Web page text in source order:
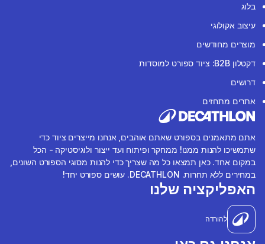
בלוג
עיצוב אקולוגי
מוצרים מחודשים
דקטלון B2B: ציוד ספורט למוסדות
דרושים
אתרים מתחזים
אתם מתאמנים בספורט שאתם אוהבים, אנחנו מייצרים ציוד כדי
שתמשיכו להנות ממנו! ממחקר ופיתוח ועד ייצור ולוגיסטיקה - הכל
במקום אחד. כאן תמצאו כל מה שצריך כדי להנות מסוגי הספורט השונים,
במחירים ללא תחרות. DECATHLON. עושים ספורט יחד!
האפליקציה שלנו
להורדה